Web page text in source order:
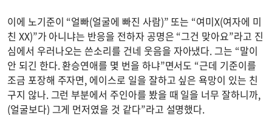
이에 노기준이 “얼빠(얼굴에 빠진 사람)” 또는 “여미X(여자에 미
친 XX)”가 아니냐는 반응을 전하자 공명은 “그건 맞아요”라고 진
심에서 우러나오는 쓴소리를 건네 웃음을 자아냈다. 그는 “말이
안 되긴 한다. 환승연애를 몇 번을 하냐”면서도 “근데 기준이를
조금 포장해 주자면, 에이스로 일을 잘하고 싶은 욕망이 있는 친
구지 않나. 그런 부분에서 주인아를 봤을 때 일을 너무 잘하니까,
(얼굴보다) 그게 먼저였을 것 같다”라고 설명했다.